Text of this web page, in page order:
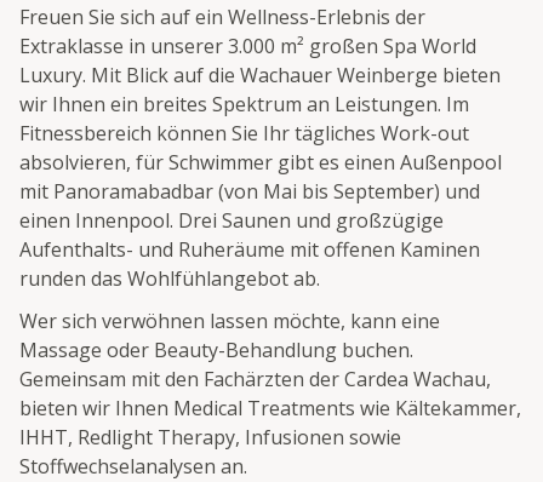
Freuen Sie sich auf ein Wellness-Erlebnis der
Extraklasse in unserer 3.000 m² großen Spa World
Luxury. Mit Blick auf die Wachauer Weinberge bieten
wir Ihnen ein breites Spektrum an Leistungen. Im
Fitnessbereich können Sie Ihr tägliches Work-out
absolvieren, für Schwimmer gibt es einen Außenpool
mit Panoramabadbar (von Mai bis September) und
einen Innenpool. Drei Saunen und großzügige
Aufenthalts- und Ruheräume mit offenen Kaminen
runden das Wohlfühlangebot ab.
Wer sich verwöhnen lassen möchte, kann eine
Massage oder Beauty-Behandlung buchen.
Gemeinsam mit den Fachärzten der Cardea Wachau,
bieten wir Ihnen Medical Treatments wie Kältekammer,
IHHT, Redlight Therapy, Infusionen sowie
Stoffwechselanalysen an.